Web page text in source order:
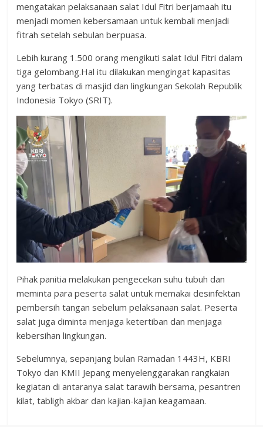
mengatakan pelaksanaan salat Idul Fitri berjamaah itu
menjadi momen kebersamaan untuk kembali menjadi
fitrah setelah sebulan berpuasa.
Lebih kurang 1.500 orang mengikuti salat Idul Fitri dalam
tiga gelombang.Hal itu dilakukan mengingat kapasitas
yang terbatas di masjid dan lingkungan Sekolah Republik
Indonesia Tokyo (SRIT).
Pihak panitia melakukan pengecekan suhu tubuh dan
meminta para peserta salat untuk memakai desinfektan
pembersih tangan sebelum pelaksanaan salat. Peserta
salat juga diminta menjaga ketertiban dan menjaga
kebersihan lingkungan.
Sebelumnya, sepanjang bulan Ramadan 1443H, KBRI
Tokyo dan KMII Jepang menyelenggarakan rangkaian
kegiatan di antaranya salat tarawih bersama, pesantren
kilat, tabligh akbar dan kajian-kajian keagamaan.